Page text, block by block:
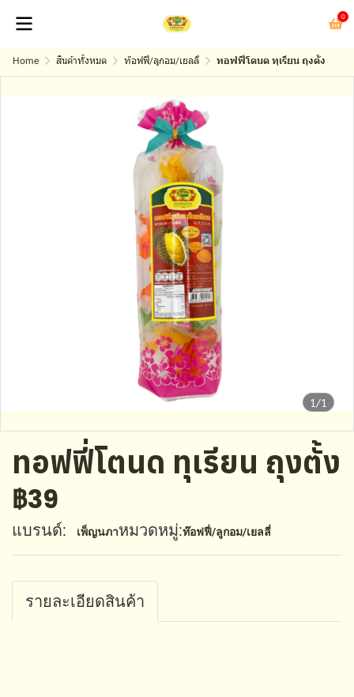
0
Home สินค้าทั้งหมด ท๊อฟฟี่/ลูกอม/เยลลี่ ทอฟฟี่โตนด ทุเรียน ถุงตั้ง
1/1
ทอฟฟี่โตนด ทุเรียน ถุงตั้ง
฿39
แบรนด์: เพ็ญนภาหมวดหมู่:ท๊อฟฟี่/ลูกอม/เยลลี่
รายละเอียดสินค้า